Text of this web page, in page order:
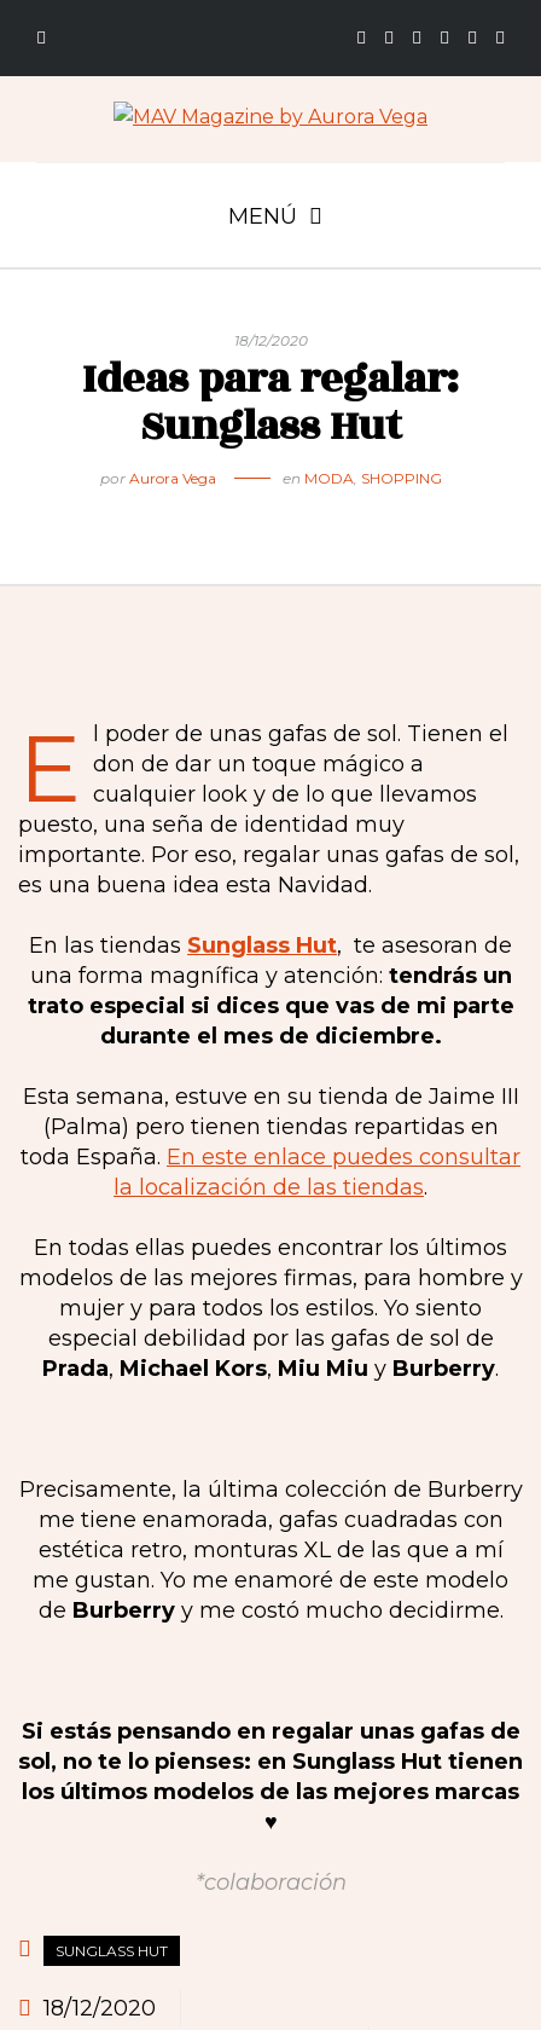
MENÚ
18/12/2020
Ideas para regalar:
Sunglass Hut
por Aurora Vega en MODA, SHOPPING
E
l poder de unas gafas de sol. Tienen el
don de dar un toque mágico a
cualquier look y de lo que llevamos
puesto, una seña de identidad muy
importante. Por eso, regalar unas gafas de sol,
es una buena idea esta Navidad.
En las tiendas Sunglass Hut, te asesoran de
una forma magnífica y atención: tendrás un
trato especial si dices que vas de mi parte
durante el mes de diciembre.
Esta semana, estuve en su tienda de Jaime III
(Palma) pero tienen tiendas repartidas en
toda España. En este enlace puedes consultar
la localización de las tiendas.
En todas ellas puedes encontrar los últimos
modelos de las mejores firmas, para hombre y
mujer y para todos los estilos. Yo siento
especial debilidad por las gafas de sol de
Prada, Michael Kors, Miu Miu y Burberry.
Precisamente, la última colección de Burberry
me tiene enamorada, gafas cuadradas con
estética retro, monturas XL de las que a mí
me gustan. Yo me enamoré de este modelo
de Burberryy me costó mucho decidirme.
Si estás pensando en regalar unas gafas de
sol, no te lo pienses: en Sunglass Hut tienen
los últimos modelos de las mejores marcas
♥️
*colaboración
SUNGLASS HUT
18/12/2020